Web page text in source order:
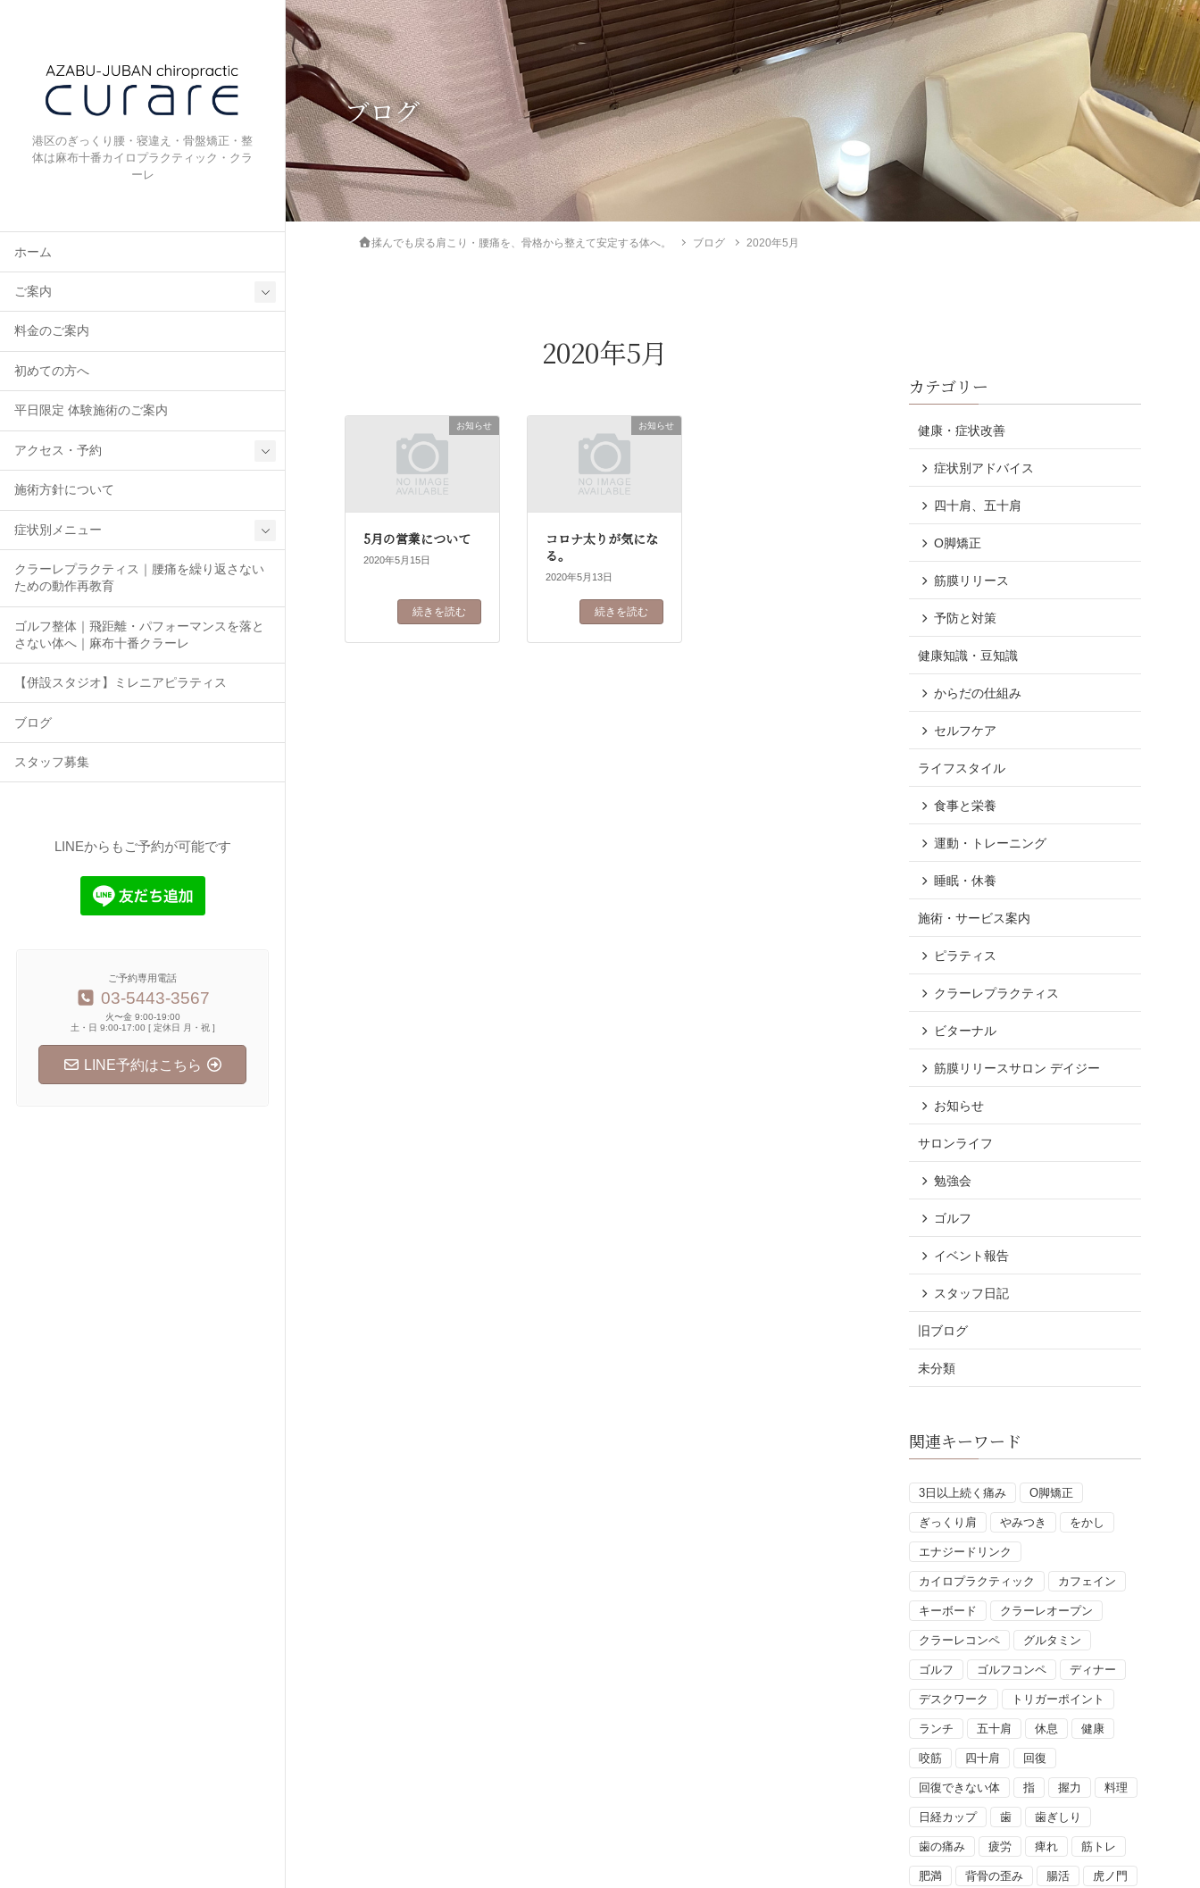
港区のぎっくり腰・寝違え・骨盤矯正・整
体は麻布十番カイロプラクティック・クラ
ーレ
ホーム
ご案内
料金のご案内
初めての方へ
平日限定 体験施術のご案内
アクセス・予約
施術方針について
症状別メニュー
クラーレプラクティス｜腰痛を繰り返さない
ための動作再教育
ゴルフ整体｜飛距離・パフォーマンスを落と
さない体へ｜麻布十番クラーレ
【併設スタジオ】ミレニアピラティス
ブログ
スタッフ募集
LINEからもご予約が可能です
ご予約専用電話
03-5443-3567
火〜金 9:00-19:00
土・日 9:00-17:00 [ 定休日 月・祝 ]
LINE予約はこちら
ブログ
揉んでも戻る肩こり・腰痛を、骨格から整えて安定する体へ。 ブログ 2020年5月
2020年5月
お知らせ
5月の営業について
2020年5月15日
続きを読む
お知らせ
コロナ太りが気にな
る。
2020年5月13日
続きを読む
カテゴリー
健康・症状改善
症状別アドバイス
四十肩、五十肩
O脚矯正
筋膜リリース
予防と対策
健康知識・豆知識
からだの仕組み
セルフケア
ライフスタイル
食事と栄養
運動・トレーニング
睡眠・休養
施術・サービス案内
ピラティス
クラーレプラクティス
ビターナル
筋膜リリースサロン デイジー
お知らせ
サロンライフ
勉強会
ゴルフ
イベント報告
スタッフ日記
旧ブログ
未分類
関連キーワード
3日以上続く痛み O脚矯正
ぎっくり肩 やみつき をかし
エナジードリンク
カイロプラクティック カフェイン
キーボード クラーレオープン
クラーレコンペ グルタミン
ゴルフ ゴルフコンペ ディナー
デスクワーク トリガーポイント
ランチ 五十肩 休息 健康
咬筋 四十肩 回復
回復できない体 指 握力 料理
日経カップ 歯 歯ぎしり
歯の痛み 疲労 痺れ 筋トレ
肥満 背骨の歪み 腸活 虎ノ門